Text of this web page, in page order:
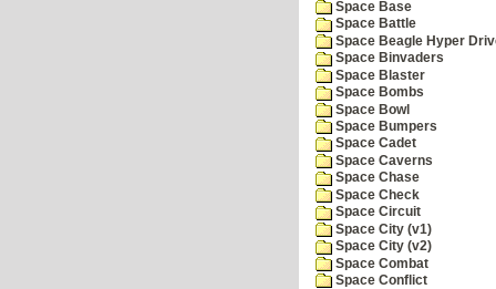
Space Base
Space Battle
Space Beagle Hyper
Space Binvaders
Space Blaster
Space Bombs
Space Bowl
Space Bumpers
Space Cadet
Space Caverns
Space Chase
Space Check
Space Circuit
Space City (v1)
Space City (v2)
Space Combat
Space Conflict